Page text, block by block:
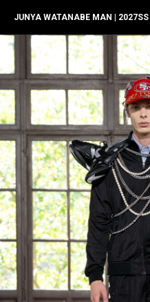
JUNYA WATANABE MAN | 2027SS